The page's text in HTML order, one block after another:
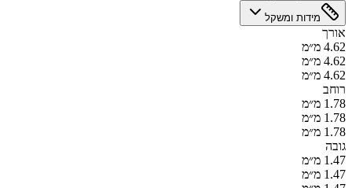
מידות ומשקל
אורך
4.62 מ״מ
4.62 מ״מ
4.62 מ״מ
רוחב
1.78 מ״מ
1.78 מ״מ
1.78 מ״מ
גובה
1.47 מ״מ
1.47 מ״מ